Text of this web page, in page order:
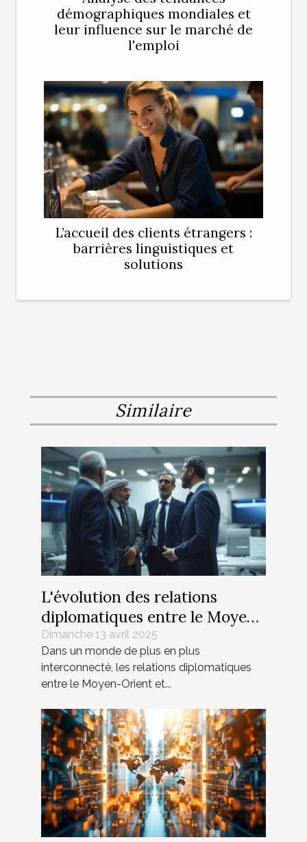
démographiques mondiales et
leur influence sur le marché de
l'emploi
L’accueil des clients étrangers :
barrières linguistiques et
solutions
Similaire
L'évolution des relations
diplomatiques entre le Moyen-
Orient et l'Occident à l'ère
numérique
Dimanche 13 avril 2025
Dans un monde de plus en plus
interconnecté, les relations diplomatiques
entre le Moyen-Orient et...